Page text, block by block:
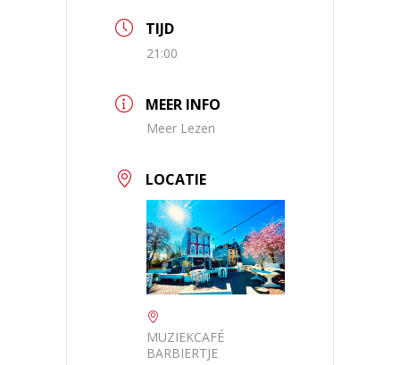
TIJD
21:00
MEER INFO
Meer Lezen
LOCATIE
MUZIEKCAFÉ
BARBIERTJE